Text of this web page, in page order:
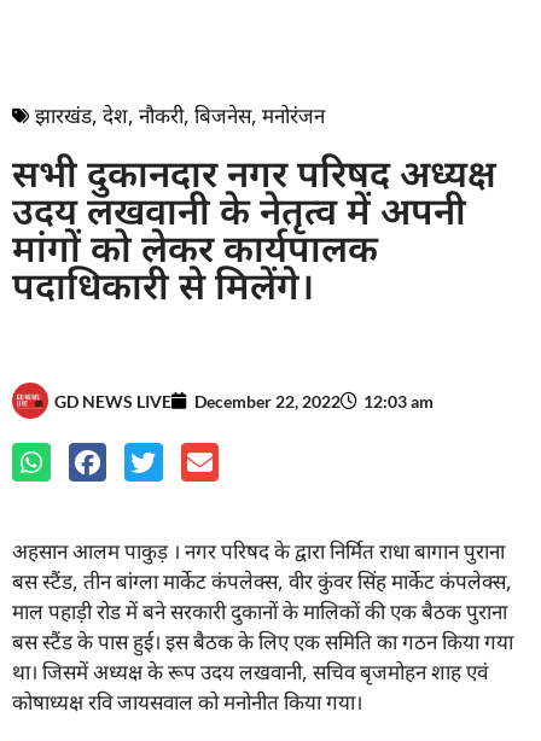
झारखंड, देश, नौकरी, बिजनेस, मनोरंजन
सभी दुकानदार नगर परिषद अध्यक्ष
उदय लखवानी के नेतृत्व में अपनी
मांगों को लेकर कार्यपालक
पदाधिकारी से मिलेंगे।
GD NEWS LIVE December 22, 2022 12:03 am
अहसान आलम पाकुड़ । नगर परिषद के द्वारा निर्मित राधा बागान पुराना
बस स्टैंड, तीन बांग्ला मार्केट कंपलेक्स, वीर कुंवर सिंह मार्केट कंपलेक्स,
माल पहाड़ी रोड में बने सरकारी दुकानों के मालिकों की एक बैठक पुराना
बस स्टैंड के पास हुई। इस बैठक के लिए एक समिति का गठन किया गया
था। जिसमें अध्यक्ष के रूप उदय लखवानी, सचिव बृजमोहन शाह एवं
कोषाध्यक्ष रवि जायसवाल को मनोनीत किया गया।